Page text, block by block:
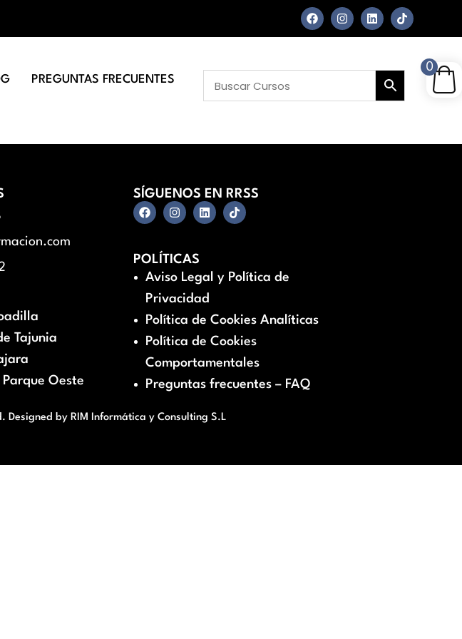
PREGUNTAS FRECUENTES
Tajunia
Oeste
SÍGUENOS EN RRSS
POLÍTICAS
Aviso Legal y Política de
Privacidad
Política de Cookies Analíticas
Política de Cookies
Comportamentales
Preguntas frecuentes – FAQ
Designed by RIM Informática y Consulting S.L
0